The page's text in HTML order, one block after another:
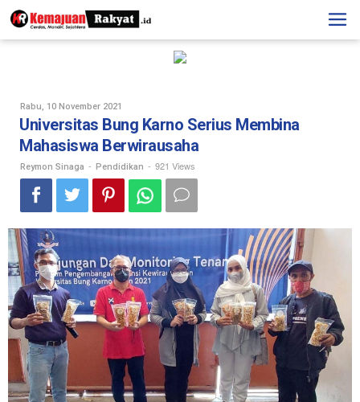
Skip
to
content
Rabu, 10 November 2021
Reymon
Sinaga
Universitas Bung Karno Serius Membina
Mahasiswa Berwirausaha
Reymon Sinaga - Pendidikan - 921 Views